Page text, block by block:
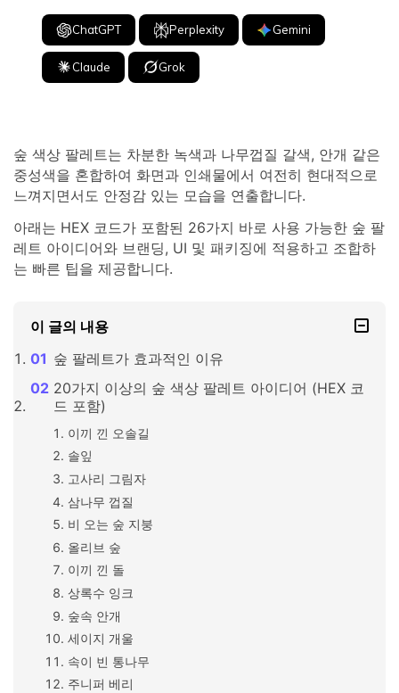
ChatGPT Perplexity Gemini
Claude Grok
숲 색상 팔레트는 차분한 녹색과 나무껍질 갈색, 안개 같은
중성색을 혼합하여 화면과 인쇄물에서 여전히 현대적으로
느껴지면서도 안정감 있는 모습을 연출합니다.
아래는 HEX 코드가 포함된 26가지 바로 사용 가능한 숲 팔
레트 아이디어와 브랜딩, UI 및 패키징에 적용하고 조합하
는 빠른 팁을 제공합니다.
이 글의 내용
숲 팔레트가 효과적인 이유
20가지 이상의 숲 색상 팔레트 아이디어 (HEX 코
드 포함)
이끼 낀 오솔길
솔잎
고사리 그림자
삼나무 껍질
비 오는 숲 지붕
올리브 숲
이끼 낀 돌
상록수 잉크
숲속 안개
세이지 개울
속이 빈 통나무
주니퍼 베리